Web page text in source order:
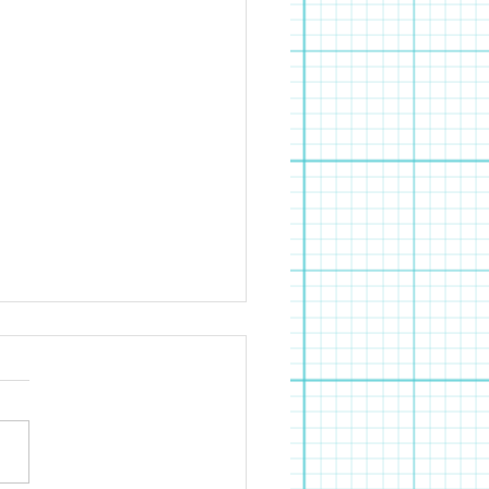
ふぁんすごろく